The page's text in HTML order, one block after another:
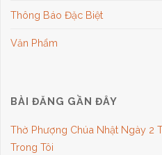
Thông Báo Đặc Biệt
Văn Phẩm
BÀI ĐĂNG GẦN ĐÂY
Thờ Phượng Chúa Nhật Ngày 2
Trong Tôi